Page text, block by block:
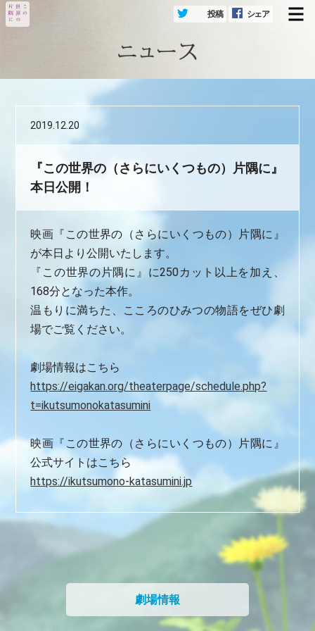
投稿 シェア
2019.12.20
『この世界の（さらにいくつもの）片隅に』
本日公開！
映画『この世界の（さらにいくつもの）片隅に』
が本日より公開いたします。
『この世界の片隅に』に250カット以上を加え、
168分となった本作。
温もりに満ちた‬、こころのひみつの物語‬をぜひ劇
場でご覧ください。
劇場情報はこちら
https://eigakan.org/theaterpage/schedule.php?
t=ikutsumonokatasumini
映画『この世界の（さらにいくつもの）片隅に』
公式サイトはこちら
https://ikutsumono-katasumini.jp
劇場情報